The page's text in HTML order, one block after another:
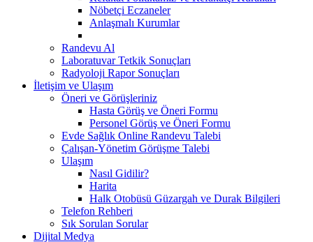
Nöbetçi Eczaneler
Anlaşmalı Kurumlar
Randevu Al
Laboratuvar Tetkik Sonuçları
Radyoloji Rapor Sonuçları
İletişim ve Ulaşım
Öneri ve Görüşleriniz
Hasta Görüş ve Öneri Formu
Personel Görüş ve Öneri Formu
Evde Sağlık Online Randevu Talebi
Çalışan-Yönetim Görüşme Talebi
Ulaşım
Nasıl Gidilir?
Harita
Halk Otobüsü Güzargah ve Durak Bilgileri
Telefon Rehberi
Sık Sorulan Sorular
Dijital Medya